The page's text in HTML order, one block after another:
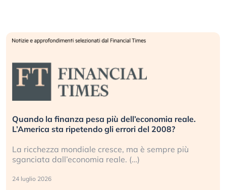
Quando la finanza pesa più dell’economia reale.
L’America sta ripetendo gli errori del 2008?
La ricchezza mondiale cresce, ma è sempre più
sganciata dall’economia reale. (…)
24 luglio 2026